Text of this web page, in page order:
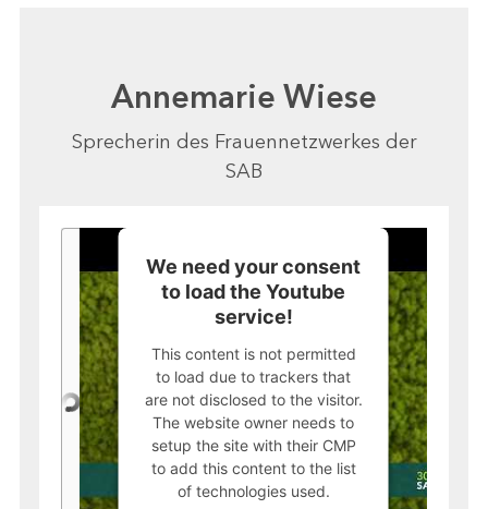
Annemarie Wiese
Sprecherin des Frauennetzwerkes der
SAB
We need your consent
to load the Youtube
service!
This content is not permitted
to load due to trackers that
are not disclosed to the visitor.
The website owner needs to
setup the site with their CMP
to add this content to the list
of technologies used.